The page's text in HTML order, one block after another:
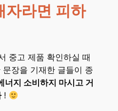
자라면 피하
중고 제품 확인하실 때
장을 기재한 글들이 종
너지 소비하지 마시고 거
!